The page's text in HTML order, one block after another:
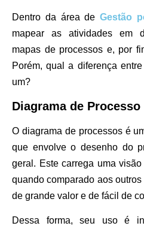
Dentro da área de Gestão
mapear as atividades em
mapas de processos e, por
Porém, qual a diferença
um?
Diagrama de Processo
O diagrama de processos é
que envolve o desenho do
geral. Este carrega uma
quando comparado aos
de grande valor e de fácil de
Dessa forma, seu uso é